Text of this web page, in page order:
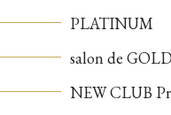
PLATINUM
salon de
NEW CLUB